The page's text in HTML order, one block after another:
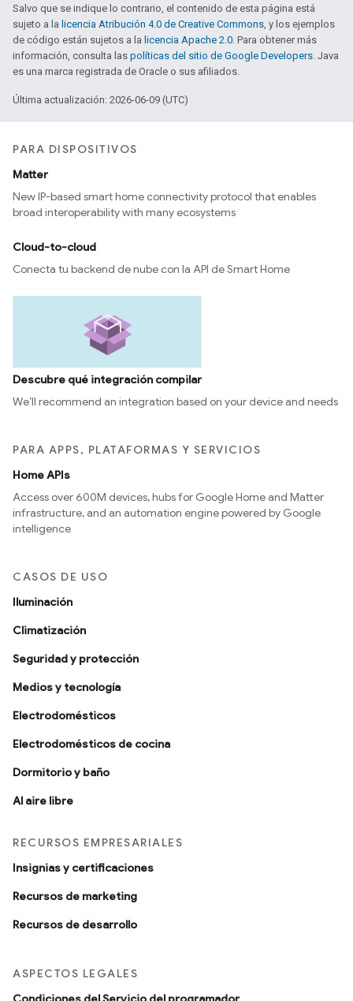
Salvo que se indique lo contrario, el contenido de esta página está
sujeto a la licencia Atribución 4.0 de Creative Commons, y los ejemplos
de código están sujetos a la licencia Apache 2.0. Para obtener más
información, consulta las políticas del sitio de Google Developers. Java
es una marca registrada de Oracle o sus afiliados.
Última actualización: 2026-06-09 (UTC)
PARA DISPOSITIVOS
Matter
New IP-based smart home connectivity protocol that enables
broad interoperability with many ecosystems
Cloud-to-cloud
Conecta tu backend de nube con la API de Smart Home
Descubre qué integración compilar
We’ll recommend an integration based on your device and needs
PARA APPS, PLATAFORMAS Y SERVICIOS
Home APIs
Access over 600M devices, hubs for Google Home and Matter
infrastructure, and an automation engine powered by Google
intelligence
CASOS DE USO
Iluminación
Climatización
Seguridad y protección
Medios y tecnología
Electrodomésticos
Electrodomésticos de cocina
Dormitorio y baño
Al aire libre
RECURSOS EMPRESARIALES
Insignias y certificaciones
Recursos de marketing
Recursos de desarrollo
ASPECTOS LEGALES